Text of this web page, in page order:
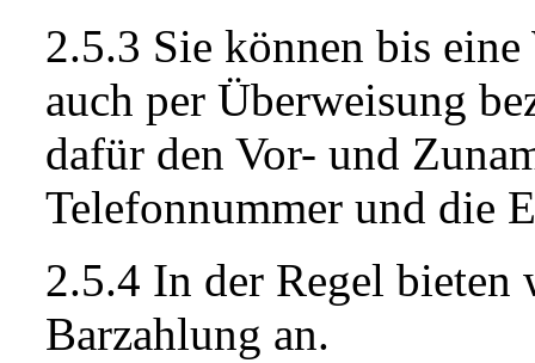
2.5.3 Sie können bis
auch per Überweisung
dafür den Vor- und
Telefonnummer und die
2.5.4 In der Regel
Barzahlung an.